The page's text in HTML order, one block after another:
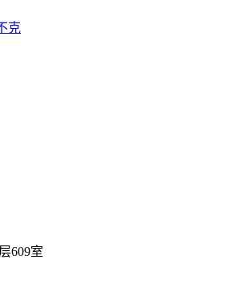
克
609室